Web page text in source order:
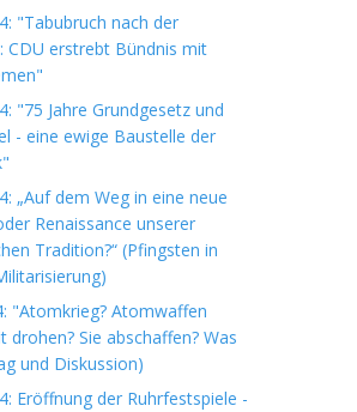
"Tabubruch nach der
CDU erstrebt Bündnis mit
"75 Jahre Grundgesetz und
- eine ewige Baustelle der
„Auf dem Weg in eine neue
Renaissance unserer
Tradition?“ (Pfingsten in
"Atomkrieg? Atomwaffen
drohen? Sie abschaffen? Was
und Diskussion)
Eröffnung der Ruhrfestspiele -